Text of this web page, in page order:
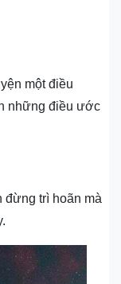
một điều
những điều ước
đừng trì hoãn mà